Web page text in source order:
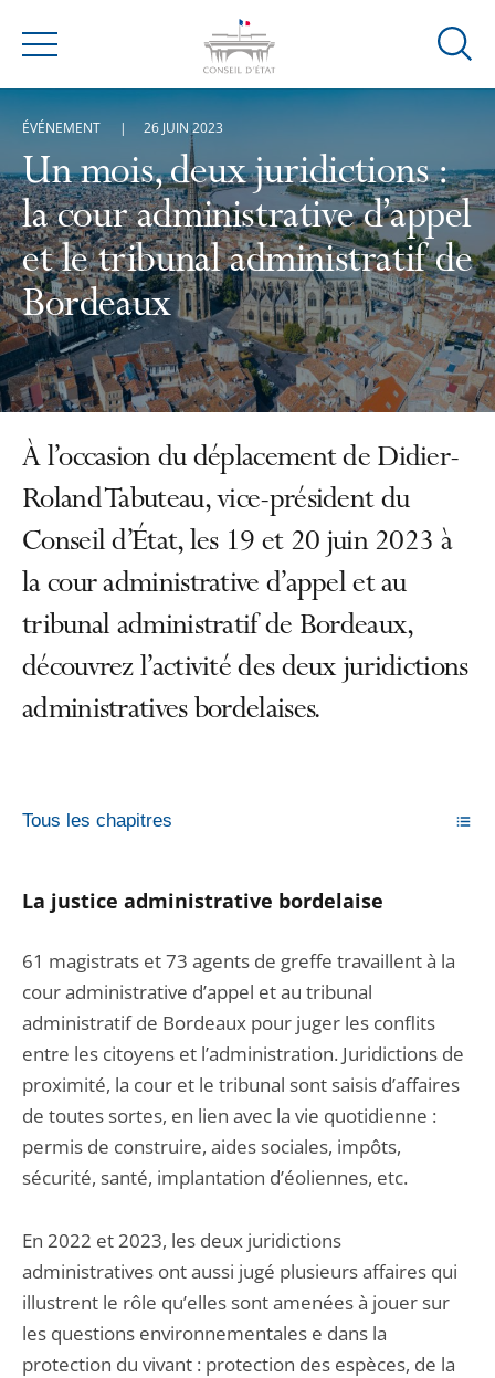
Menu
Ouvrir
Un mois, deux juridictions :
la cour administrative d’appel
et le tribunal administratif de
Bordeaux
ÉVÉNEMENT 26 JUIN 2023
À l’occasion du déplacement de Didier-
Roland Tabuteau, vice-président du
Conseil d’État, les 19 et 20 juin 2023 à
la cour administrative d’appel et au
tribunal administratif de Bordeaux,
découvrez l’activité des deux juridictions
administratives bordelaises.
Tous les chapitres
La justice administrative bordelaise
61 magistrats et 73 agents de greffe travaillent à la
cour administrative d’appel et au tribunal
administratif de Bordeaux pour juger les conflits
entre les citoyens et l’administration. Juridictions de
proximité, la cour et le tribunal sont saisis d’affaires
de toutes sortes, en lien avec la vie quotidienne :
permis de construire, aides sociales, impôts,
sécurité, santé, implantation d’éoliennes, etc.
En 2022 et 2023, les deux juridictions
administratives ont aussi jugé plusieurs affaires qui
illustrent le rôle qu’elles sont amenées à jouer sur
les questions environnementales e dans la
protection du vivant : protection des espèces, de la